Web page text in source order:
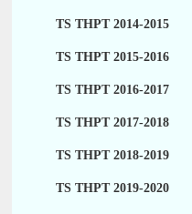
TS THPT 2014-2015
TS THPT 2015-2016
TS THPT 2016-2017
TS THPT 2017-2018
TS THPT 2018-2019
TS THPT 2019-2020